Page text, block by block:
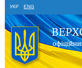
УКР ENG